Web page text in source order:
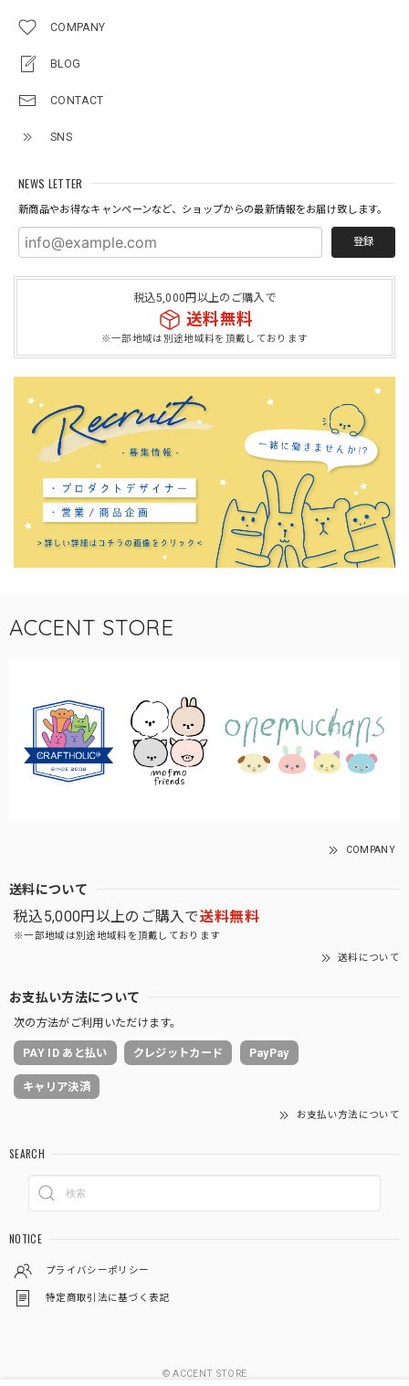
COMPANY
BLOG
CONTACT
SNS
NEWS LETTER
新商品やお得なキャンペーンなど、ショップからの最新情報をお届け致します。
登録
税込5,000円以上のご購入で
送料無料
※一部地域は別途地域料を頂戴しております
ACCENT STORE
COMPANY
送料について
税込5,000円以上のご購入で送料無料
※一部地域は別途地域料を頂戴しております
送料について
お支払い方法について
次の方法がご利用いただけます。
PAY ID あと払い クレジットカード PayPay
キャリア決済
お支払い方法について
SEARCH
NOTICE
プライバシーポリシー
特定商取引法に基づく表記
© ACCENT STORE